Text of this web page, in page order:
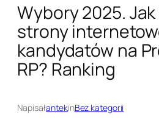
Wybory 2025.
strony
kandydatów na
RP? Ranking
NapisałantekinBez kategorii